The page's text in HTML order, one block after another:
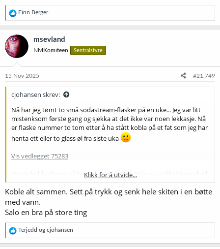
R
e
a
k
s
j
o
e
Finn Berger
msevland
NMKomiteen Sentralstyre
15 Nov 2025 #21.749
cjohansen skrev:
Nå har jeg tømt to små sodastream-flasker på en uke... Jeg var litt
mistenksom første gang og sjekka at det ikke var noen lekkasje. Nå
er flaske nummer to tom etter å ha stått kobla på et fat som jeg har
henta ett eller to glass øl fra siste uka
Vis vedlegget 75283
Da jeg kobla denne på hørte jeg ingenting. Når jeg trykket inne i ball
Blir dyr moro om jeg skal fortsette å bruke gass i dette tempoet.
Vis vedlegget 75284
Klikk for å utvide...
Koble alt sammen. Sett på trykk og senk hele skiten i en bøtte
med vann.
Salo en bra på store ting
R
e
a
Terjedd og cjohansen